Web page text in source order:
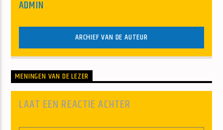
ADMIN
ARCHIEF VAN DE AUTEUR
MENINGEN VAN DE LEZER
LAAT EEN REACTIE ACHTER